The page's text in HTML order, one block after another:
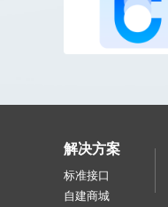
解决方案
标准接口
自建商城